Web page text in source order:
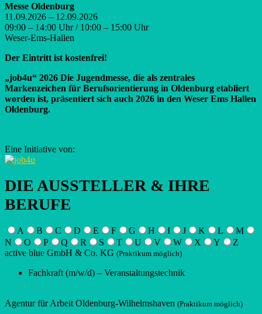
Messe Oldenburg
11.09.2026 – 12.09.2026
09:00 – 14:00 Uhr / 10:00 – 15:00 Uhr
Weser-Ems-Hallen
Der Eintritt ist kostenfrei!
„job4u“ 2026 Die Jugendmesse, die als zentrales
Markenzeichen für Berufsorientierung in Oldenburg etabliert
worden ist, präsentiert sich auch 2026 in den Weser Ems Hallen
Oldenburg.
Eine Initiative von:
DIE AUSSTELLER & IHRE
BERUFE
A B C D E F G H I J K L
M
N
O P Q R S T U V W X Y
Z
active blue GmbH & Co. KG (Praktikum möglich)
Fachkraft (m/w/d) – Veranstaltungstechnik
Agentur für Arbeit Oldenburg-Wilhelmshaven (Praktikum möglich)